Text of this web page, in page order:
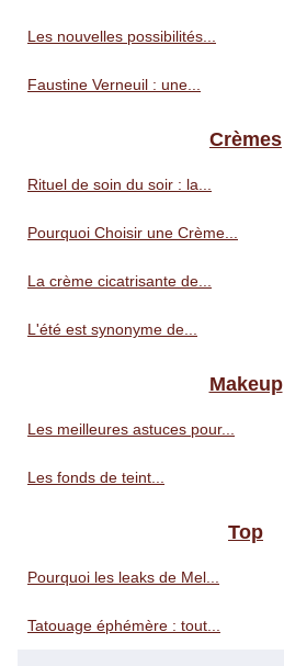
Les nouvelles possibilités...
Faustine Verneuil : une...
Crèmes
Rituel de soin du soir : la...
Pourquoi Choisir une Crème...
La crème cicatrisante de...
L'été est synonyme de...
Makeup
Les meilleures astuces pour...
Les fonds de teint...
Top
Pourquoi les leaks de Mel...
Tatouage éphémère : tout...